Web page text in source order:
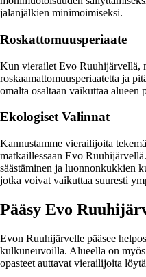
jalanjälkien minimoimiseksi.
Roskattomuusperiaate
Kun vierailet Evo Ruuhijärvellä,
roskaamattomuusperiaatetta ja
omalta osaltaan vaikuttaa alueen
Ekologiset Valinnat
Kannustamme vierailijoita
matkaillessaan Evo
säästäminen ja luonnonkukkien
jotka voivat vaikuttaa suuresti
Pääsy Evo
Evon Ruuhijärvelle pääsee
kulkuneuvoilla. Alueella on
opasteet auttavat vierailijoita